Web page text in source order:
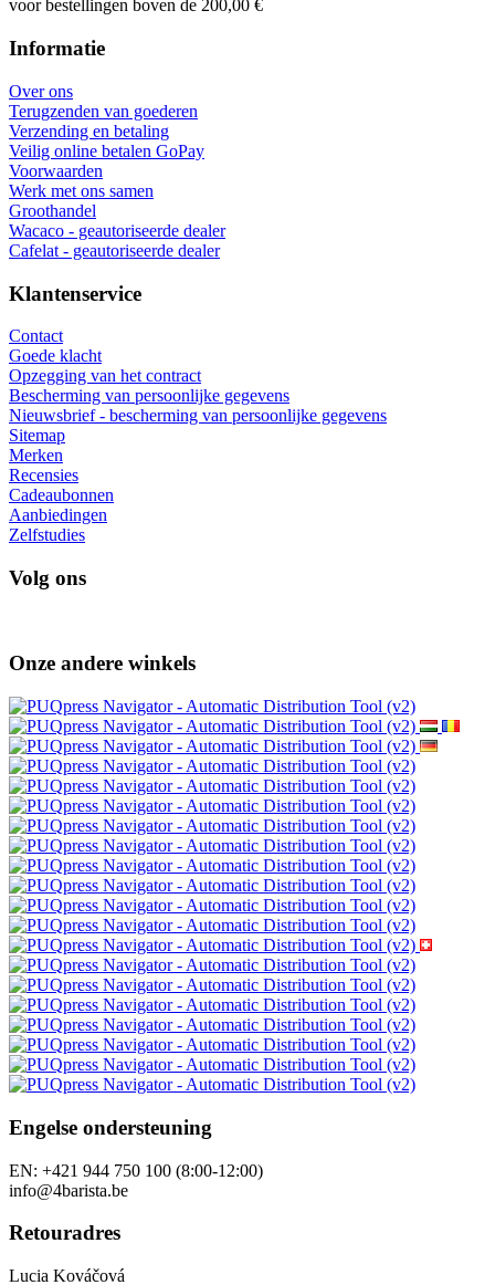
Geautoriseerde verkoper
Wacaco, Cafelat, Flair en meer
Gespecialiseerde dealer
ondersteuning voor en na aankoop
EU-levering
levering aan alle EU-landen
Goederen in EU-voorraad
wij verzenden vanuit ons eigen magazijn
Gratis EU-verzending
Informatie
Over ons
Terugzenden van goederen
Verzending en betaling
Veilig online betalen GoPay
Voorwaarden
Werk met ons samen
Groothandel
Wacaco - geautoriseerde dealer
Cafelat - geautoriseerde dealer
Contact
Goede klacht
Bescherming van persoonlijke gegevens
Nieuwsbrief - bescherming van persoonlijke gegevens
Sitemap
Merken
Recensies
Cadeaubonnen
Aanbiedingen
Zelfstudies
Volg ons
Onze andere winkels